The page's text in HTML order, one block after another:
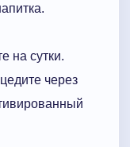
на сутки.
через